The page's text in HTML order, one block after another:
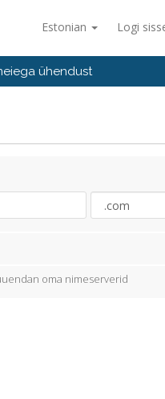
Estonian Logi
ühendust
oma nimeserverid